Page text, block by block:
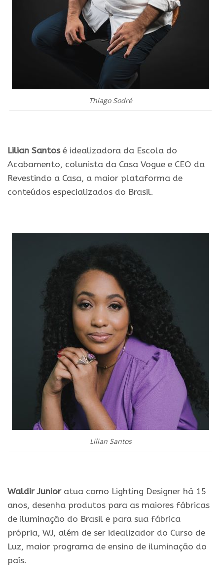
Thiago Sodré
Lilian Santosé idealizadora da Escola do
Acabamento, colunista da Casa Vogue e CEO da
Revestindo a Casa, a maior plataforma de
conteúdos especializados do Brasil.
Lilian Santos
Waldir Junioratua como Lighting Designer há 15
anos, desenha produtos para as maiores fábricas
de iluminação do Brasil e para sua fábrica
própria, WJ, além de ser idealizador do Curso de
Luz, maior programa de ensino de iluminação do
país.